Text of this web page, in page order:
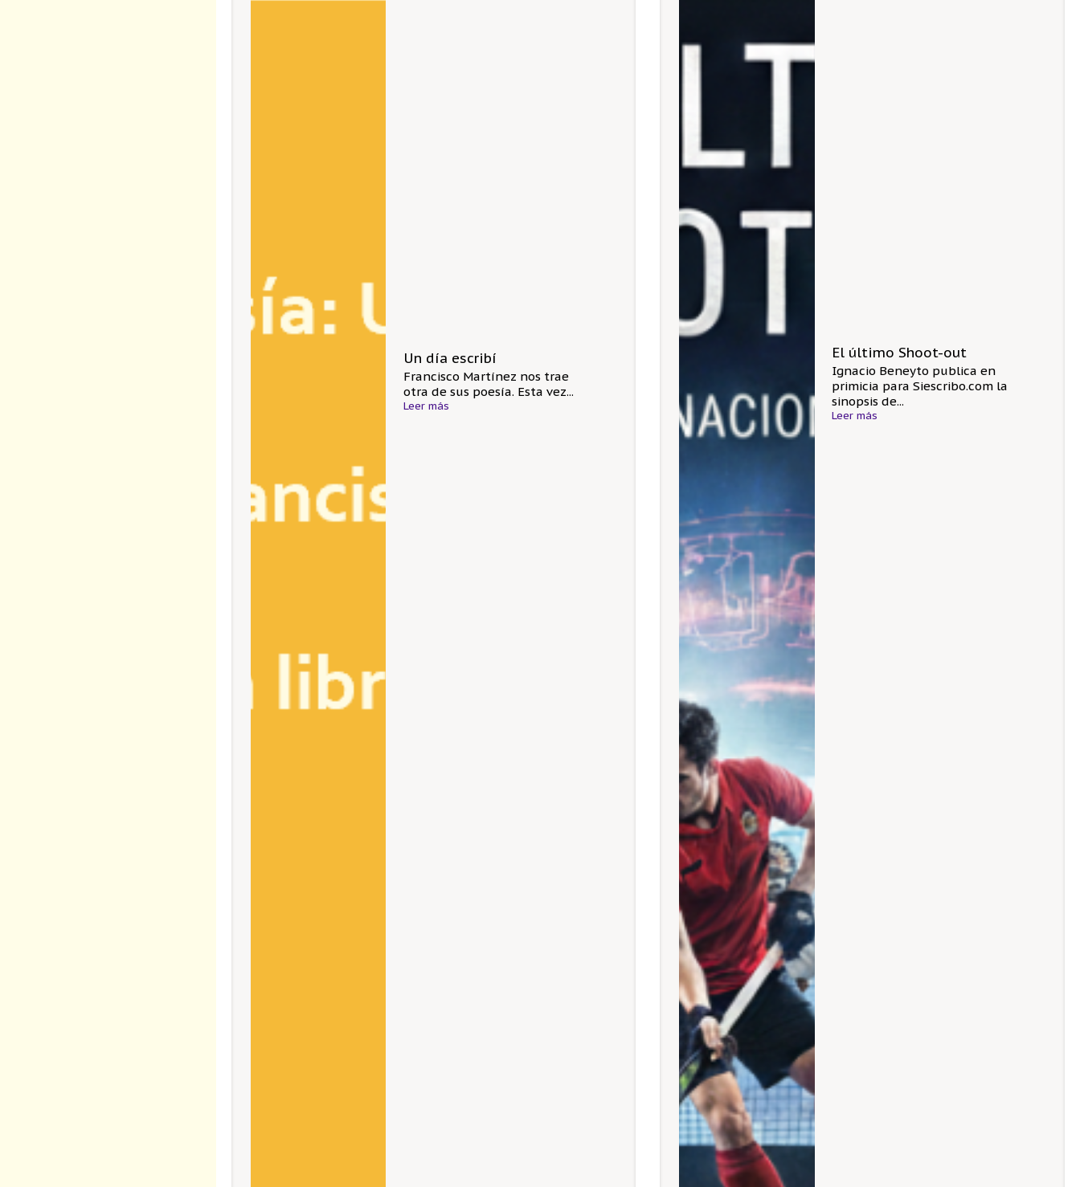
Un día escribí
Francisco Martínez nos trae
otra de sus poesía. Esta vez...
Leer más
El último Shoot-out
Ignacio Beneyto publica en
primicia para Siescribo.com la
sinopsis de...
Leer más